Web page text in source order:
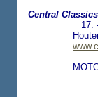
Central
17.
Houten